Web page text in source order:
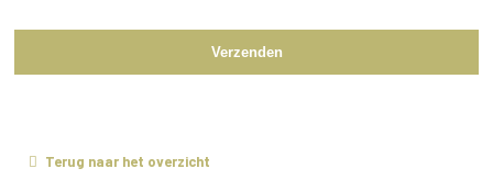
Verzenden
Terug naar het overzicht